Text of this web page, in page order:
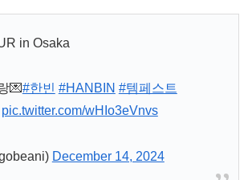
in Osaka
💌#한빈 #HANBIN #템페스트
pic.twitter.com/wHIo3eVnvs
December 14, 2024